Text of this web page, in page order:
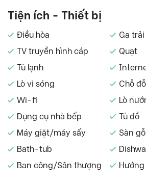
Tiện ích - Thiết bị
Điều hòa
Ga
TV truyền hình cáp
Quạt
Tủ lạnh
Lò vi sóng
Chỗ
Wi-fi
Lò
Dụng cụ nhà bếp
Tủ đồ
Máy giặt/máy sấy
Sàn gỗ
Bath-tub
Ban công/Sân thượng
Hướng